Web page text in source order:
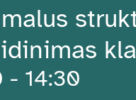
- 14:30